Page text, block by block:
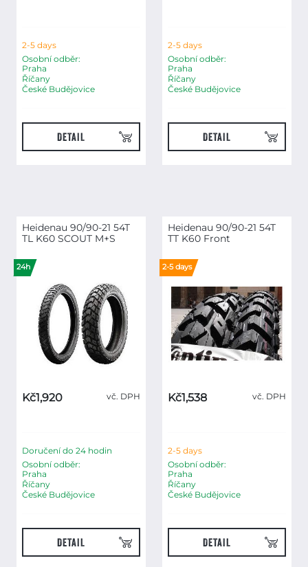
2-5 days
Osobní odběr:
Praha
Říčany
České Budějovice
DETAIL
2-5 days
Osobní odběr:
Praha
Říčany
České Budějovice
DETAIL
Heidenau 90/90-21 54T
TL K60 SCOUT M+S
24h
Kč1,920 vč. DPH
Doručení do 24 hodin
Osobní odběr:
Praha
Říčany
České Budějovice
DETAIL
Heidenau 90/90-21 54T
TT K60 Front
2-5 days
Kč1,538 vč. DPH
2-5 days
Osobní odběr:
Praha
Říčany
České Budějovice
DETAIL